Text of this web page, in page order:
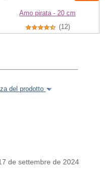
Amo pirata - 20 cm
(12)
del prodotto
settembre de 2024